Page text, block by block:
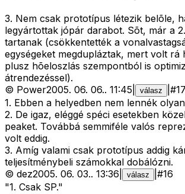
3. Nem csak prototípus létezik belõle,
legyártottak jópár darabot. Sõt, már a
tartanak (csökkentették a
egységeket megdupláztak, mert volt rá
plusz hõeloszlás szempontból is
átrendezéssel).
© Power2005. 06. 06.. 11:45 válasz #17
1. Ebben a helyedben nem lennék
2. De igaz, eléggé spéci esetekben
peaket. Továbbá semmiféle valós
volt eddig.
3. Amíg valami csak prototípus addig
teljesítménybeli számokkal dobálózni.
© dez2005. 06. 03.. 13:36 válasz #16
"1. Csak SP."